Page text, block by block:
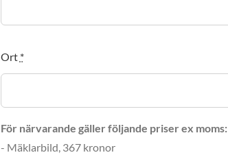
Ort *
För närvarande gäller följande priser ex moms:
- Mäklarbild, 367 kronor